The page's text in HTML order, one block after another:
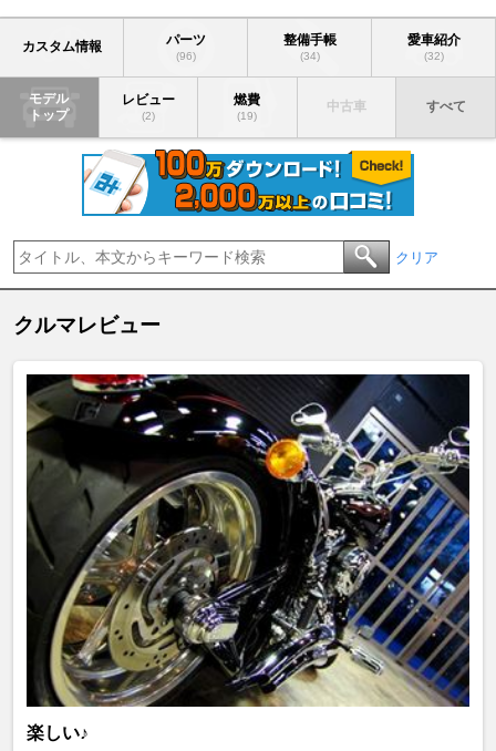
カスタム情報 パーツ
(96)
整備手帳
(34)
愛車紹介
(32)
モデル
トップ
レビュー
(2)
燃費
(19)
中古車 すべて
クリア
クルマレビュー
楽しい♪